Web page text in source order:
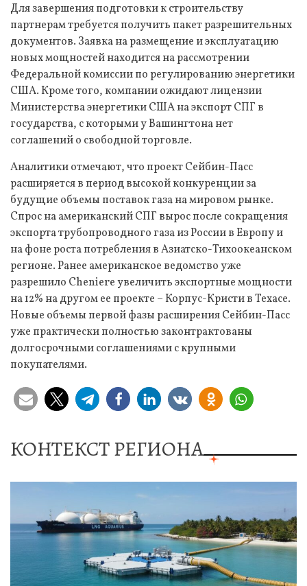
Для завершения подготовки к строительству
партнерам требуется получить пакет разрешительных
документов. Заявка на размещение и эксплуатацию
новых мощностей находится на рассмотрении
Федеральной комиссии по регулированию энергетики
США. Кроме того, компании ожидают лицензии
Министерства энергетики США на экспорт СПГ в
государства, с которыми у Вашингтона нет
соглашений о свободной торговле.
Аналитики отмечают, что проект Сейбин-Пасс
расширяется в период высокой конкуренции за
будущие объемы поставок газа на мировом рынке.
Спрос на американский СПГ вырос после сокращения
экспорта трубопроводного газа из России в Европу и
на фоне роста потребления в Азиатско-Тихоокеанском
регионе. Ранее американское ведомство уже
разрешило Cheniere увеличить экспортные мощности
на 12% на другом ее проекте – Корпус-Кристи в Техасе.
Новые объемы первой фазы расширения Сейбин-Пасс
уже практически полностью законтрактованы
долгосрочными соглашениями с крупными
покупателями.
КОНТЕКСТ РЕГИОНА